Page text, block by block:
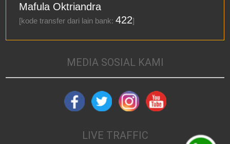
Mafula Oktriandra
[kode transfer dari lain bank:422]
MEDIA SOSIAL KAMI
LIVE TRAFFIC